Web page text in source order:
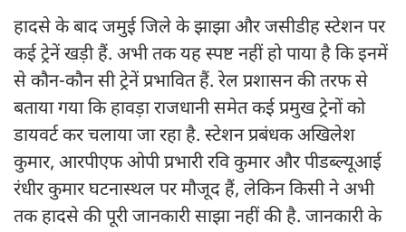
हादसे के बाद जमुई जिले के झाझा और जसीडीह स्टेशन पर
कई ट्रेनें खड़ी हैं. अभी तक यह स्पष्ट नहीं हो पाया है कि इनमें
से कौन-कौन सी ट्रेनें प्रभावित हैं. रेल प्रशासन की तरफ से
बताया गया कि हावड़ा राजधानी समेत कई प्रमुख ट्रेनों को
डायवर्ट कर चलाया जा रहा है. स्टेशन प्रबंधक अखिलेश
कुमार, आरपीएफ ओपी प्रभारी रवि कुमार और पीडब्ल्यूआई
रंधीर कुमार घटनास्थल पर मौजूद हैं, लेकिन किसी ने अभी
तक हादसे की पूरी जानकारी साझा नहीं की है. जानकारी के